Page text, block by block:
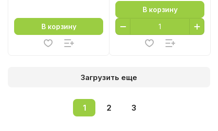
В корзину
В корзину
Загрузить еще
1 2 3